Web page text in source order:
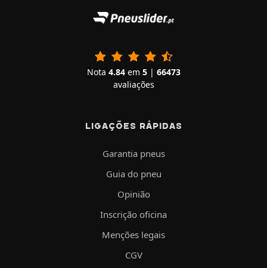
Nota 4.84em 5| 66473
avaliações
LIGAÇÕES RÁPIDAS
Garantia pneus
Guia do pneu
Opinião
Inscrição oficina
Menções legais
CGV